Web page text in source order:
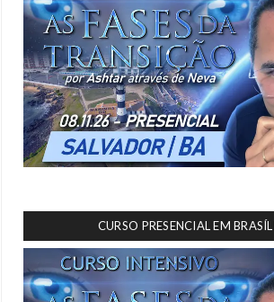
CURSO PRESENCIAL EM